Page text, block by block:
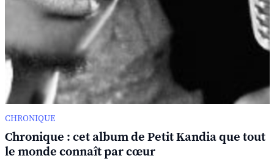
CHRONIQUE
Chronique : cet album de Petit Kandia que tout
le monde connaît par cœur